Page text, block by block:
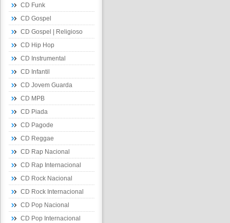
CD Funk
CD Gospel
CD Gospel | Religioso
CD Hip Hop
CD Instrumental
CD Infantil
CD Jovem Guarda
CD MPB
CD Piada
CD Pagode
CD Reggae
CD Rap Nacional
CD Rap Internacional
CD Rock Nacional
CD Rock Internacional
CD Pop Nacional
CD Pop Internacional